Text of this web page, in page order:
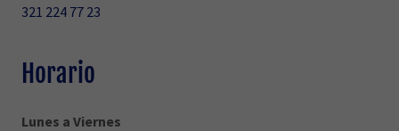
321 224 77 23
Horario
Lunes a Viernes